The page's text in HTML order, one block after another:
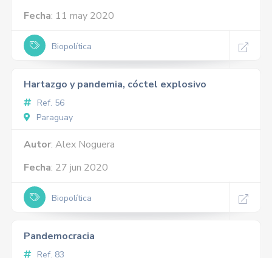
Fecha: 11 may 2020
Biopolítica
Hartazgo y pandemia, cóctel explosivo
Ref. 56
Paraguay
Autor: Alex Noguera
Fecha: 27 jun 2020
Biopolítica
Pandemocracia
Ref. 83